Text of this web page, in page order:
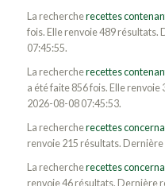
La rechercherecettes
fois. Elle renvoie 489
07:45:55.
La rechercherecettes
a été faite 856 fois. Elle
2026-08-08 07:45:53.
La rechercherecettes
renvoie 215 résultats.
La rechercherecettes
renvoie 46 résultats. Dernière